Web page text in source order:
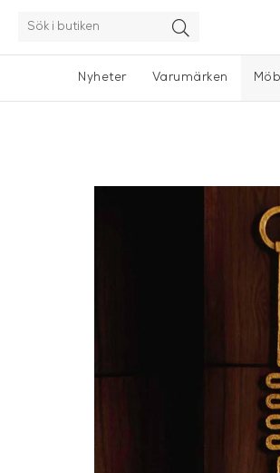
Nyheter Varumärken